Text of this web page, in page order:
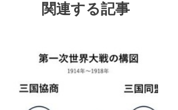
関連する記事